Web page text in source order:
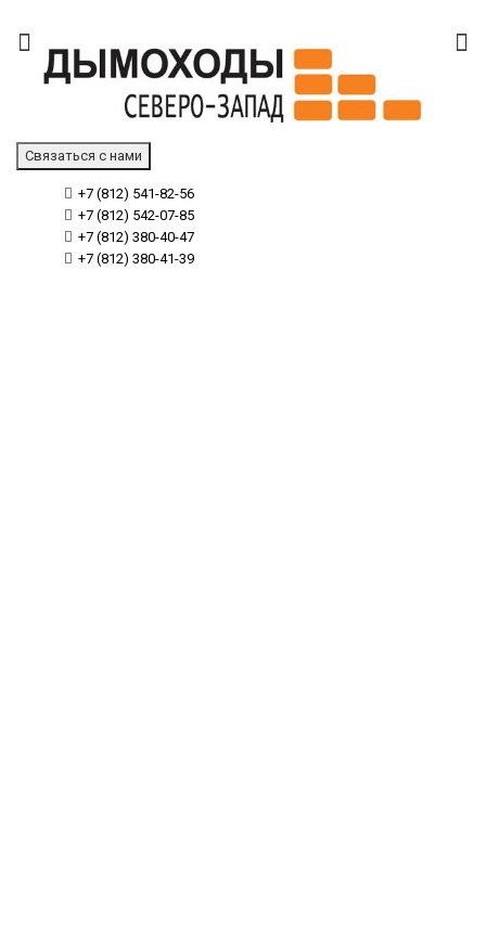
Связаться с нами
+7 (812) 541-82-56
+7 (812) 542-07-85
+7 (812) 380-40-47
+7 (812) 380-41-39